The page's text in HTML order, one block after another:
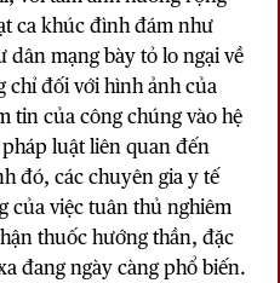
ca khúc đình đám như
dân mạng bày tỏ lo ngại về
chỉ đối với hình ảnh của
tin của công chúng vào hệ
luật liên quan đến
đó, các chuyên gia y tế
của việc tuân thủ nghiêm
thuốc hướng thần, đặc
đang ngày càng phổ biến.